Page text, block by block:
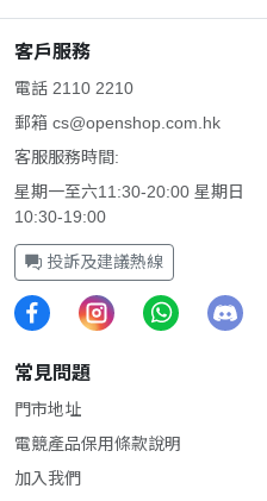
客戶服務
電話 2110 2210
郵箱 cs@openshop.com.hk
客服服務時間:
星期一至六11:30-20:00 星期日
10:30-19:00
投訴及建議熱線
常見問題
門市地址
電競產品保用條款說明
加入我們